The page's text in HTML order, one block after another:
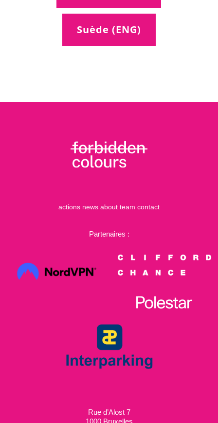
Suède (ENG)
actions news about team contact
Partenaires :
Rue d’Alost 7
1000 Bruxelles